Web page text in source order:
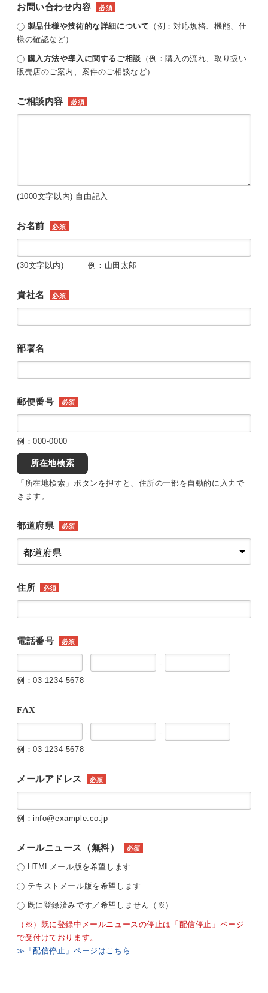
お問い合わせ内容 必須
製品仕様や技術的な詳細について （例：対応規格、機能、仕
様の確認など）
購入方法や導入に関するご相談 （例：購入の流れ、取り扱い
販売店のご案内、案件のご相談など）
ご相談内容 必須
(1000文字以内) 自由記入
お名前 必須
(30文字以内) 例：山田太郎
貴社名 必須
部署名
郵便番号 必須
例：000-0000
所在地検索
「所在地検索」ボタンを押すと、住所の一部を自動的に入力で
きます。
都道府県 必須
住所 必須
電話番号 必須
-
-
例：03-1234-5678
FAX
-
-
例：03-1234-5678
メールアドレス 必須
例：info@example.co.jp
メールニュース（無料） 必須
HTMLメール版を希望します
テキストメール版を希望します
既に登録済みです／希望しません（※）
（※）既に登録中メールニュースの停止は「配信停止」ページ
で受付けております。
≫「配信停止」ページはこちら